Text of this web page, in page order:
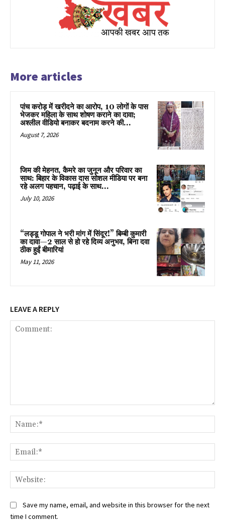
More articles
पांच करोड़ में खरीदने का आरोप, 10 लोगों के पास
भेजकर महिला के साथ शोषण कराने का दावा;
अश्लील वीडियो बनाकर बदनाम करने की...
August 7, 2026
जिम की मेहनत, कैमरे का जुनून और परिवार का
साथ: बिहार के विकास दास सोशल मीडिया पर बना
रहे अलग पहचान, पढ़ाई के साथ...
July 10, 2026
“लड्डू गोपाल ने भरी मांग में सिंदूर!” बिम्बी कुमारी
का दावा—2 साल से हो रहे दिव्य अनुभव, बिना दवा
ठीक हुईं बीमारियां
May 11, 2026
LEAVE A REPLY
Save my name, email, and website in this browser for the next
time I comment.